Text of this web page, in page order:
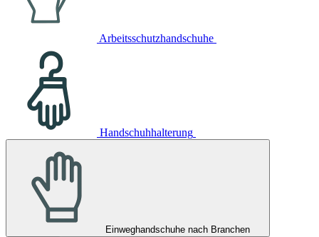
Arbeitsschutzhandschuhe
Handschuhhalterung
Einweghandschuhe nach Branchen